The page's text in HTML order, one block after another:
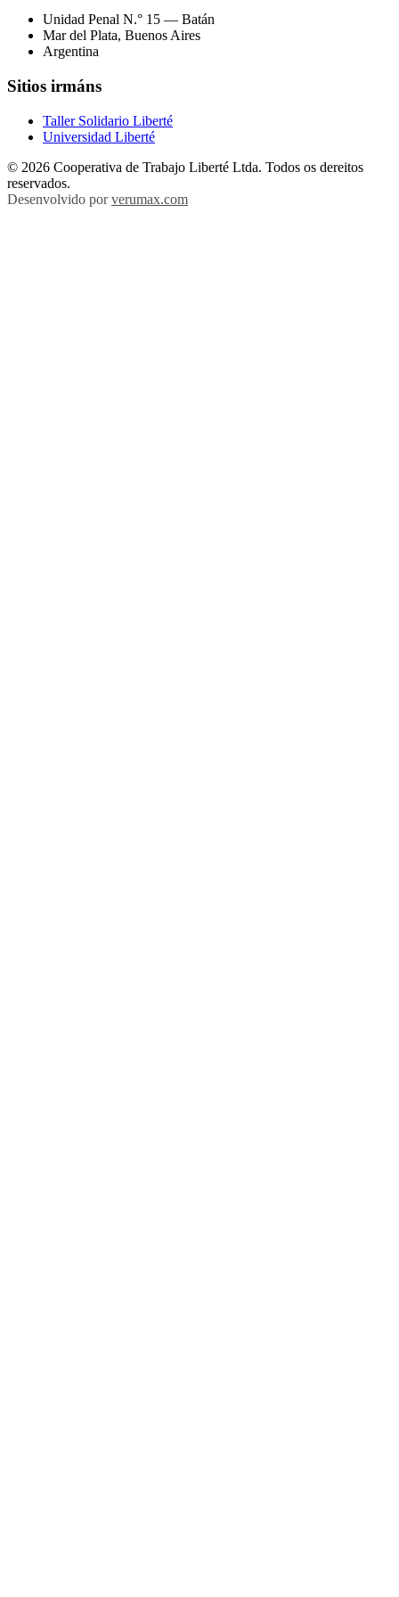
Unidad Penal N.° 15 — Batán
Mar del Plata, Buenos Aires
Argentina
Sitios irmáns
Taller Solidario Liberté
Universidad Liberté
© 2026 Cooperativa de Trabajo Liberté Ltda. Todos os dereitos
reservados.
Desenvolvido porverumax.com